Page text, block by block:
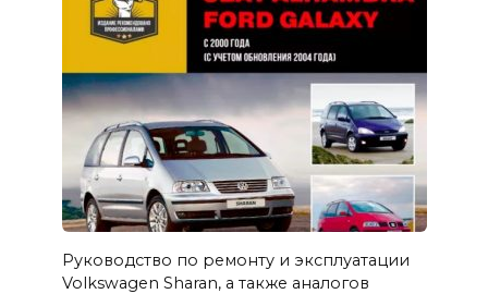
Руководство по ремонту и эксплуатации
Volkswagen Sharan, а также аналогов